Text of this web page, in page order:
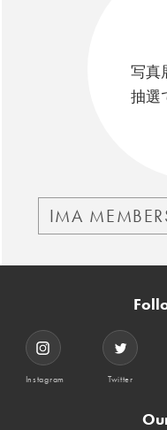
写真
抽選
IMA
Instagram Twitter